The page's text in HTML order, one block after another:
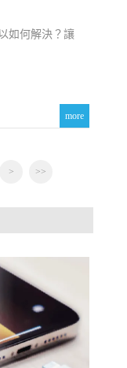
如何解決？讓
more
> >>